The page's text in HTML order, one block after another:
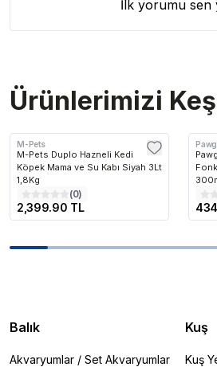
İlk yorumu sen
Ürünlerimizi
M-Pets
M-Pets Duplo Hazneli Kedi
Köpek Mama ve Su Kabı Siyah 3Lt
1,8Kg
(0)
2,399.90 TL
Balık
Akvaryumlar / Set Akvaryumlar
Kuş
Kuş